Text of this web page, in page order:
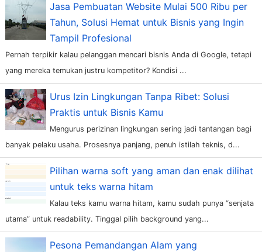
Jasa Pembuatan Website Mulai 500 Ribu per
Tahun, Solusi Hemat untuk Bisnis yang Ingin
Tampil Profesional
Pernah terpikir kalau pelanggan mencari bisnis Anda di Google, tetapi
yang mereka temukan justru kompetitor? Kondisi ...
Urus Izin Lingkungan Tanpa Ribet: Solusi
Praktis untuk Bisnis Kamu
Mengurus perizinan lingkungan sering jadi tantangan bagi
banyak pelaku usaha. Prosesnya panjang, penuh istilah teknis, d...
Pilihan warna soft yang aman dan enak dilihat
untuk teks warna hitam
Kalau teks kamu warna hitam, kamu sudah punya “senjata
utama” untuk readability. Tinggal pilih background yang...
Pesona Pemandangan Alam yang